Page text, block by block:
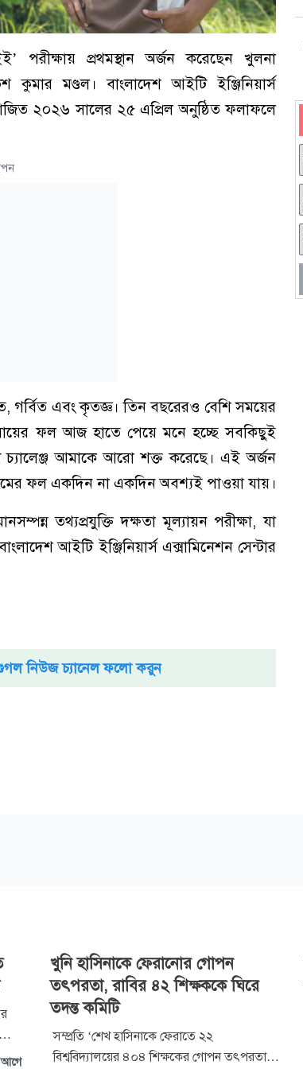
পরীক্ষায় প্রথমস্থান অর্জন করেছেন খুলনা
কুমার মণ্ডল। বাংলাদেশ আইটি ইঞ্জিনিয়ার্স
২০২৬ সালের ২৫ এপ্রিল অনুষ্ঠিত ফলাফলে
এবং কৃতজ্ঞ। তিন বছরেরও বেশি সময়ের
ফল আজ হাতে পেয়ে মনে হচ্ছে সবকিছুই
চ্যালেঞ্জ আমাকে আরো শক্ত করেছে। এই অর্জন
ফল একদিন না একদিন অবশ্যই পাওয়া যায়।
তথ্যপ্রযুক্তি দক্ষতা মূল্যায়ন পরীক্ষা, যা
আইটি ইঞ্জিনিয়ার্স এক্সামিনেশন সেন্টার
নিউজ চ্যানেল ফলো করুন
আগে
খুনি হাসিনাকে ফেরানোর গোপন
তৎপরতা, রাবির ৪২ শিক্ষককে ঘিরে
তদন্ত কমিটি
সম্প্রতি ‘শেখ হাসিনাকে ফেরাতে ২২
বিশ্ববিদ্যালয়ের ৪০৪ শিক্ষকের গোপন তৎপরতা’